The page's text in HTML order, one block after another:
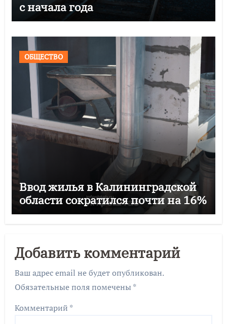
с начала года
ОБЩЕСТВО
Ввод жилья в Калининградской
области сократился почти на 16%
Добавить комментарий
Ваш адрес email не будет опубликован.
Обязательные поля помечены *
Комментарий *